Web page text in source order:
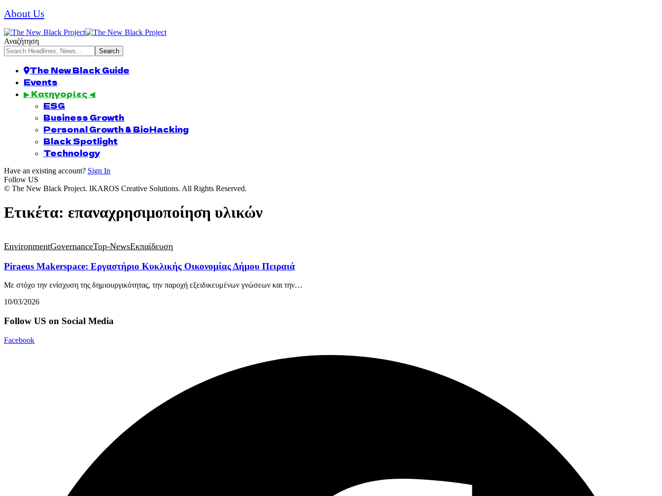
About Us
Αναζήτηση
The New Black Guide
Events
▶ Κατηγορίες ◀
ESG
Business Growth
Personal Growth & BioHacking
Black Spotlight
Technology
Have an existing account? Sign In
Follow US
© The New Black Project. IKAROS Creative Solutions. All Rights Reserved.
Ετικέτα: επαναχρησιμοποίηση υλικών
EnvironmentGovernanceTop-NewsΕκπαίδευση
Piraeus Makerspace: Εργαστήριο Κυκλικής Οικονομίας Δήμου Πειραιά
Με στόχο την ενίσχυση της δημιουργικότητας, την παροχή εξειδικευμένων γνώσεων και την…
10/03/2026
Follow US on Social Media
Facebook